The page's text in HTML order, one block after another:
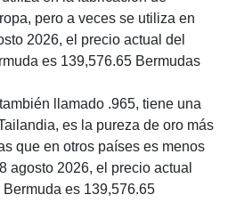
pero a veces se utiliza en
2026, el precio actual del
es 139,576.65 Bermudas
llamado .965, tiene una
es la pureza de oro más
que en otros países es menos
agosto 2026, el precio actual
es 139,576.65